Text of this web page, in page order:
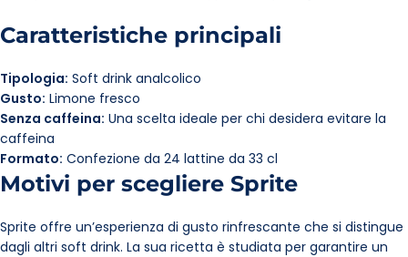
Caratteristiche principali
Tipologia: Soft drink analcolico
Gusto: Limone fresco
Senza caffeina: Una scelta ideale per chi desidera evitare la
caffeina
Formato: Confezione da 24 lattine da 33 cl
Motivi per scegliere Sprite
Sprite offre un’esperienza di gusto rinfrescante che si distingue
dagli altri soft drink. La sua ricetta è studiata per garantire un